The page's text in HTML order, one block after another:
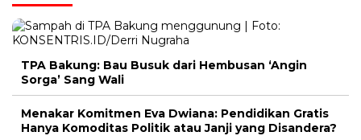
TPA Bakung: Bau Busuk dari Hembusan ‘Angin
Sorga’ Sang Wali
Menakar Komitmen Eva Dwiana: Pendidikan Gratis
Hanya Komoditas Politik atau Janji yang Disandera?